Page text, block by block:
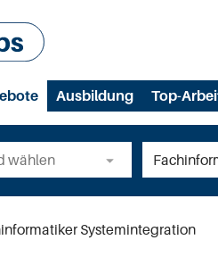
Ausbildung Top-
Systemintegration